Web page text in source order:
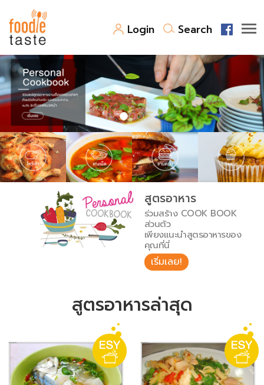
Login Search
สูตรอาหาร
สูตรอาหารล่าสุด
Top Foodie
พาไปชิม
สารพันก้นครัว
เคล็ดลับน่ารู้
เปรียบเทียบหน่วยการตวง
เปรียบเทียบอุณหภูมิ
เปรียบเทียบน้ำหนักวัตถุดิบ
FoodPedia
สร้าง Cookbook
สูตรอาหาร
ร่วมสร้าง COOK BOOK
ส่วนตัว
เพียงแนะนำสูตรอาหารของ
คุณที่นี่
เริ่มเลย!
สูตรอาหารล่าสุด